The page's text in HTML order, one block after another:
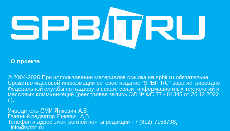
О проекте
© 2004-2026 При использовании материалов ссылка на spbit.ru обязательна
Средство массовой информации сетевое издание "SPBIT.RU" зарегистрировано
Федеральной службы по надзору в сфере связи, информационных технологий и
массовых коммуникаций (реестровая запись ЭЛ № ФС 77 - 84345 от 26.12.2022
г.).
Учредитель СМИ Янкевич А.В
Главный редактор Янкевич А.В
Телефон и адрес электронной почты редакции +7 (812) 7156798,
info@spbit.ru